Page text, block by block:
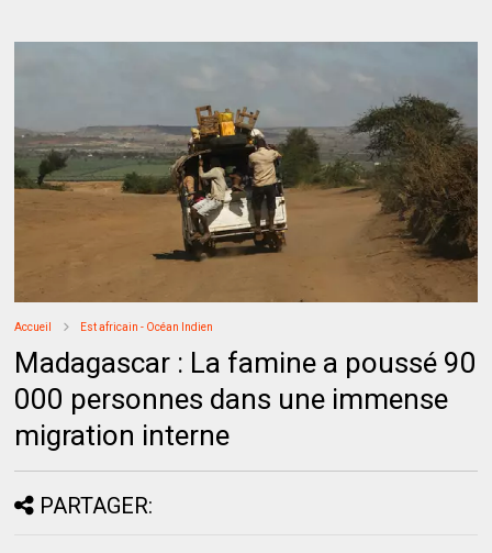
Accueil Est africain - Océan Indien
Madagascar : La famine a poussé 90
000 personnes dans une immense
migration interne
PARTAGER: